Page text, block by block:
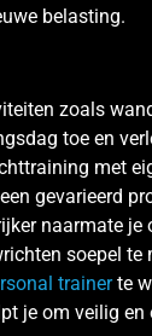
belasting.
zoals
toe en
met
gevarieerd
naarmate
soepel
trainerte
je om veilig